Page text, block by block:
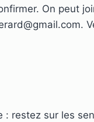
On peut
restez sur les